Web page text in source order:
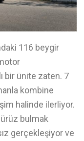
116 beygir
bir ünite zaten. 7
kombine
halinde ilerliyor.
bulmak
gerçekleşiyor ve